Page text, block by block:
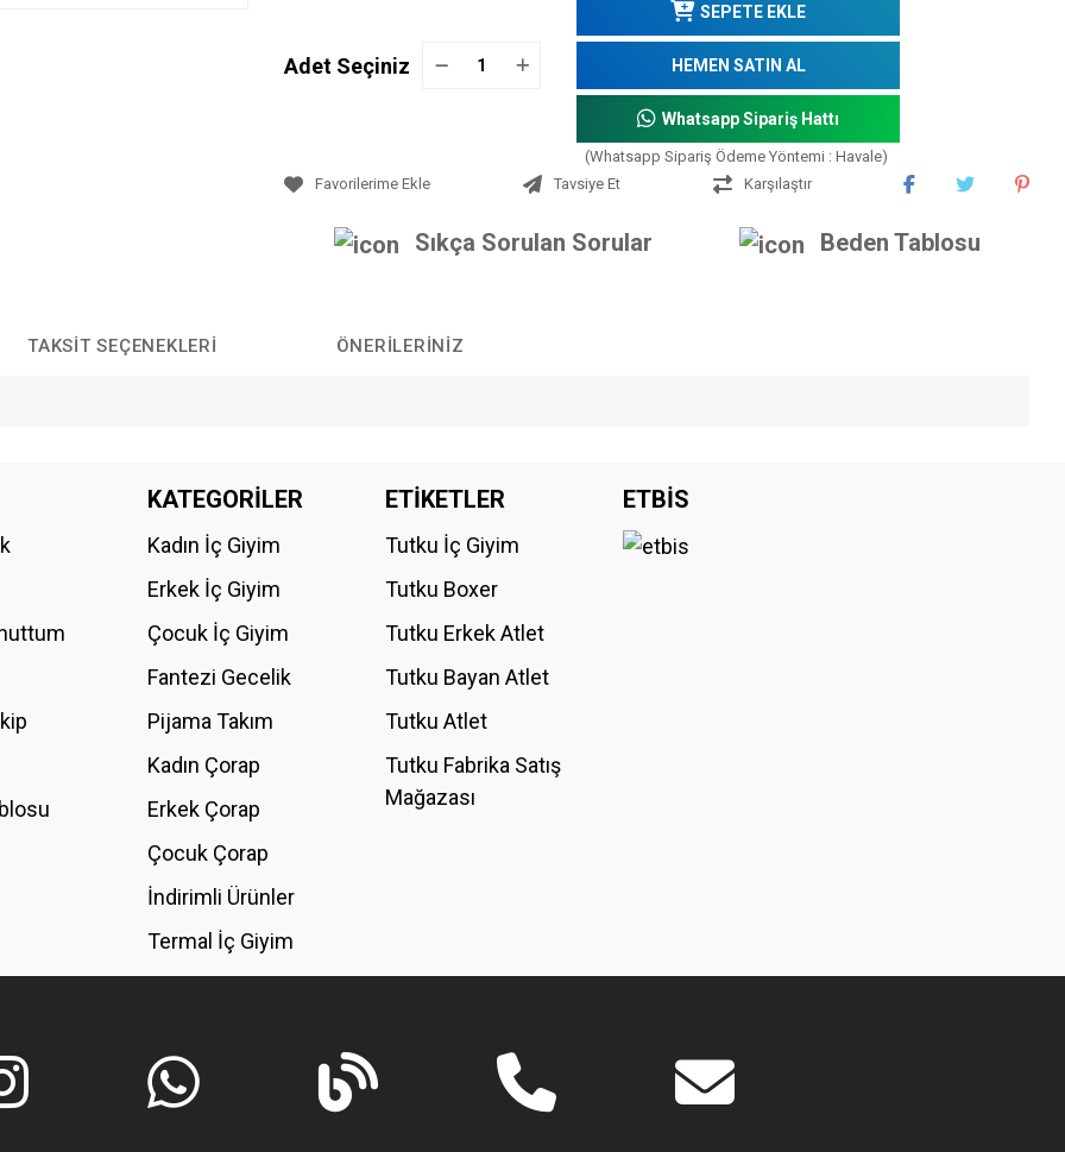
Adet Seçiniz
SEPETE EKLE
HEMEN SATIN AL
Whatsapp Sipariş Hattı
(Whatsapp Sipariş Ödeme Yöntemi : Havale)
Tavsiye Et
Karşılaştır
Sıkça Sorulan Sorular Beden Tablosu
TAKSIT SEÇENEKLERI ÖNERILERINIZ
Bu ürüne ilk yorumu siz yapın!
KATEGORİLER
Kadın İç Giyim
Erkek İç Giyim
Çocuk İç Giyim
Fantezi Gecelik
Pijama Takım
Kadın Çorap
Erkek Çorap
Çocuk Çorap
İndirimli Ürünler
Termal İç Giyim
ETİKETLER
Tutku İç Giyim
Tutku Boxer
Tutku Erkek Atlet
Tutku Bayan Atlet
Tutku Atlet
Tutku Fabrika Satış
Mağazası
ETBİS